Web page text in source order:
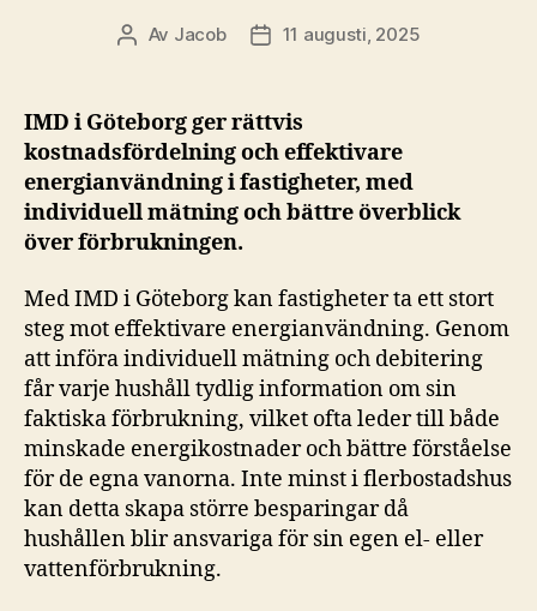
Inläggsförfattare
Av Jacob Inläggsdatum
11 augusti, 2025
IMD i Göteborg ger rättvis
kostnadsfördelning och effektivare
energianvändning i fastigheter, med
individuell mätning och bättre överblick
över förbrukningen.
Med IMD i Göteborg kan fastigheter ta ett stort
steg mot effektivare energianvändning. Genom
att införa individuell mätning och debitering
får varje hushåll tydlig information om sin
faktiska förbrukning, vilket ofta leder till både
minskade energikostnader och bättre förståelse
för de egna vanorna. Inte minst i flerbostadshus
kan detta skapa större besparingar då
hushållen blir ansvariga för sin egen el- eller
vattenförbrukning.